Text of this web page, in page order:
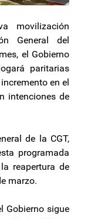
movilización
General del
el Gobierno
paritarias
en el
intenciones de
de la CGT,
programada
reapertura de
marzo.
Gobierno sigue